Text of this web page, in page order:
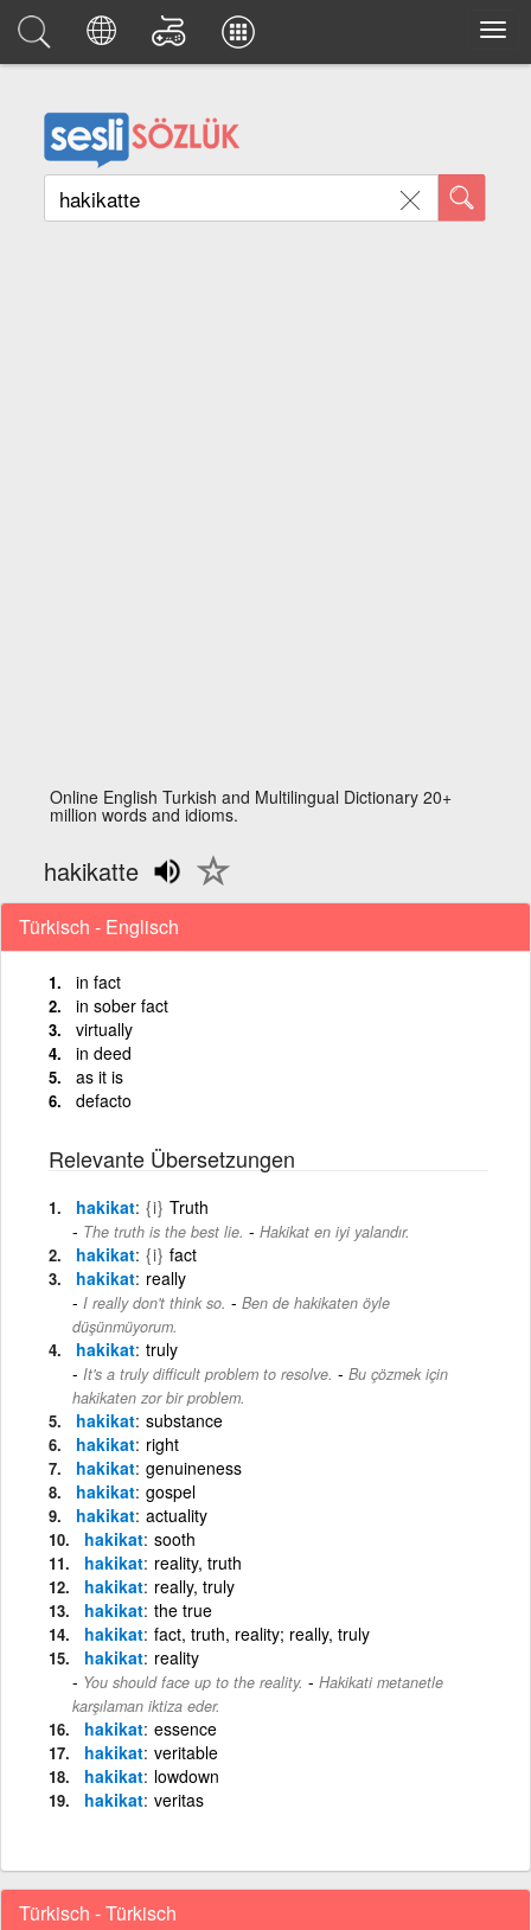
Online English Turkish and Multilingual Dictionary 20+
million words and idioms.
hakikatte
Türkisch - Englisch
in fact
in sober fact
virtually
in deed
as it is
defacto
Relevante Übersetzungen
hakikat {i} Truth
The truth is the best lie. - Hakikat en iyi yalandır.
hakikat {i} fact
hakikat really
I really don't think so. - Ben de hakikaten öyle
düşünmüyorum.
hakikat truly
It's a truly difficult problem to resolve. - Bu çözmek için
hakikaten zor bir problem.
hakikat substance
hakikat right
hakikat genuineness
hakikat gospel
hakikat actuality
hakikat sooth
hakikat reality, truth
hakikat really, truly
hakikat the true
hakikat fact, truth, reality; really, truly
hakikat reality
You should face up to the reality. - Hakikati metanetle
karşılaman iktiza eder.
hakikat essence
hakikat veritable
hakikat lowdown
hakikat veritas
Türkisch - Türkisch